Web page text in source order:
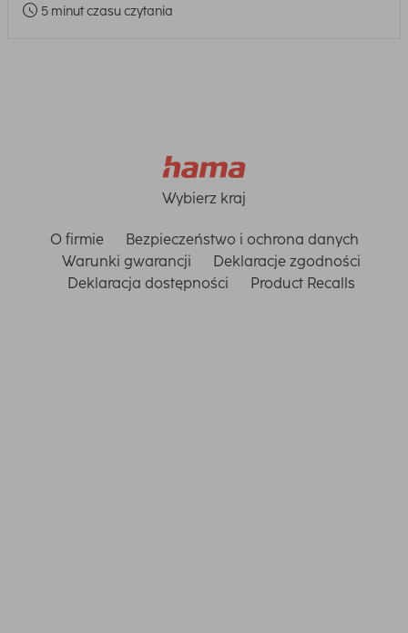
5 minut czasu czytania
Wybierz kraj
O firmie
Bezpieczeństwo i ochrona danych
Warunki gwarancji
Deklaracje zgodności
Deklaracja dostępności
Product Recalls